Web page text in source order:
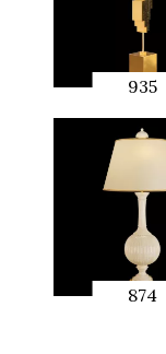
935
快速预
874